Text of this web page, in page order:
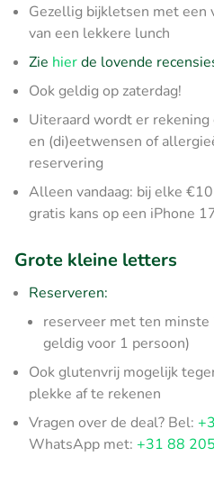
Gezellig bijkletsen met een
van een lekkere lunch
Zie hierde lovende
Ook geldig op zaterdag!
Uiteraard wordt er
en (di)eetwensen of
reservering
Alleen vandaag: bij elke
gratis kans op een iPhone
Grote kleine letters
Reserveren:
reserveer met ten minste
geldig voor 1 persoon)
Ook glutenvrij mogelijk
plekke af te rekenen
Vragen over de deal? Bel:
WhatsApp met: +31 88